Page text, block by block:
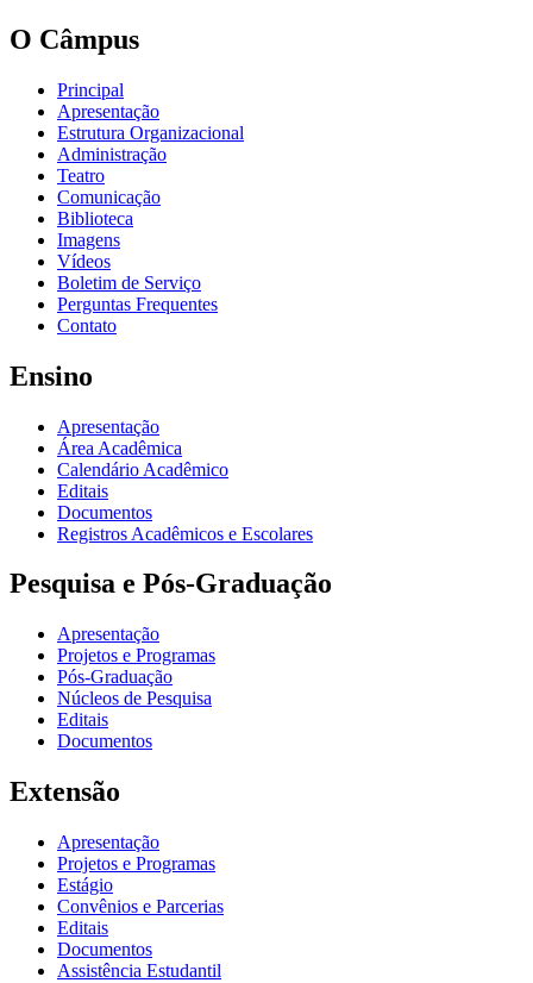
O Câmpus
Principal
Apresentação
Estrutura Organizacional
Administração
Teatro
Comunicação
Biblioteca
Imagens
Vídeos
Boletim de Serviço
Perguntas Frequentes
Contato
Ensino
Apresentação
Área Acadêmica
Calendário Acadêmico
Editais
Documentos
Registros Acadêmicos e Escolares
Pesquisa e Pós-Graduação
Apresentação
Projetos e Programas
Pós-Graduação
Núcleos de Pesquisa
Editais
Documentos
Extensão
Apresentação
Projetos e Programas
Estágio
Convênios e Parcerias
Editais
Documentos
Assistência Estudantil